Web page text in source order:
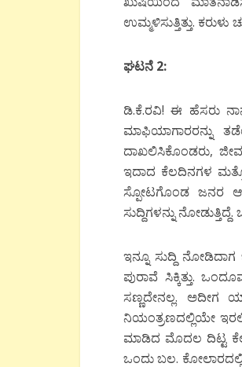
ಉಮ್ಮಳಿಸುತ್ತಿತ್ತು.
ಘಟನೆ 2:
ಡಿ.ಕೆ.ರವಿ! ಈ ಹೆಸರು
ಮಾಫಿಯಾಗಾರರನ್ನು
ದಾಖಲಿಸಿಕೊಂಡರು,
ಇದಾದ ಕೆಲದಿನಗಳ
ಸ್ಪೋಟಗೊಂಡ ಜನರ
ಸುದ್ದಿಗಳನ್ನು
ಇನ್ನೂ ಸುದ್ದಿ
ಪುರಾವೆ ಸಿಕ್ಕಿತ್ತು.
ಸಣ್ಣದೇನಲ್ಲ. ಅದೀಗ
ನಿಯಂತ್ರಣದಲ್ಲಿಯೇ
ಮಾಡಿದ ಮೊದಲ ದಿಟ್ಟ
ಒಂದು ಬಲ. ಕೋಲಾರದಲ್ಲಿ